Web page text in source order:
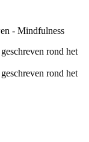
- Mindfulness